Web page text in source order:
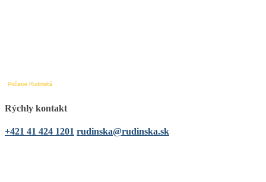
Počasie Rudinská
Rýchly kontakt
+421 41 424 1201 rudinska@rudinska.sk